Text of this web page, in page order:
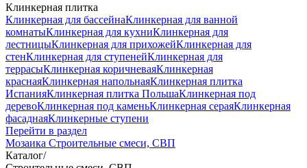
Клинкерная плитка
Клинкерная для бассейнаКлинкерная для ванной
комнатыКлинкерная для кухниКлинкерная для
лестницыКлинкерная для прихожейКлинкерная для
стенКлинкерная для ступенейКлинкерная для
террасыКлинкерная коричневаяКлинкерная
краснаяКлинкерная напольнаяКлинкерная плитка
ИспанияКлинкерная плитка ПольшаКлинкерная под
деревоКлинкерная под каменьКлинкерная сераяКлинкерная
фасаднаяКлинкерные ступени
Перейти в раздел
Мозаика Строительные смеси, СВП
Каталог/